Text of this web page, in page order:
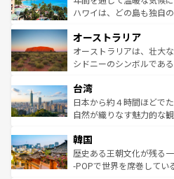
西部には大自然が広がり
部のニューオーリンズで
文化が魅力。旅行者はア
しみながら、その多様性
ならではの贅沢な旅のスタイルだ。 なお、
情報はコンテンツ一覧を
ハワイは、どの島も独自
ワイ島は見逃せない。ま
島だが、静かな自然を求
おすすめ。エメラルドグ
れるおもてなしの心で訪
人々、おいしいローカル
ク、伝統的なフラダンス
ワイを、存分に味わってほしい。 なお、新着
はコンテンツ一覧を参照
オーストラリア
オーストラリアは、壮大
シドニーのシンボルであ
リアリーフや大陸中央部
ク）、タスマニアの美し
ど、見どころがたくさん
いる。アクティビティも
ビング、ハイキングなど
い。オーストラリアの多
台湾
日本から約４時間ほどで
自然が織りなす魅力的な
ン）、静ひつな山岳地帯
と山間の静けさが共存し
驚きをもたらしてくれる
韓国
歴史ある王朝文化が残る
-POPで世界を席巻してい